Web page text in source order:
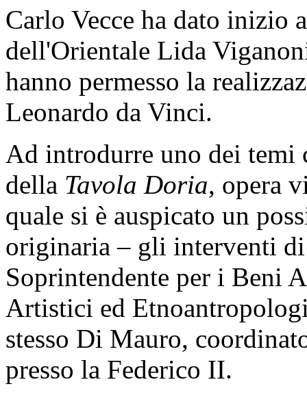
Carlo Vecce ha dato inizio
dell'Orientale Lida
hanno permesso la
Leonardo da Vinci.
Ad introdurre uno dei temi
della Tavola Doria, opera
quale si è auspicato un
originaria – gli interventi
Soprintendente per i Beni
Artistici ed
stesso Di Mauro,
presso la Federico II.